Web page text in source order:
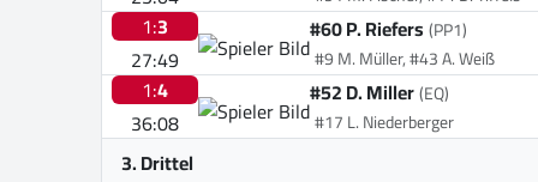
1:3
27:49
#60 P. Riefers(PP1)
#9 M. Müller, #43 A. Weiß
1:4
36:08
#52 D. Miller(EQ)
#17 L. Niederberger
3. Drittel